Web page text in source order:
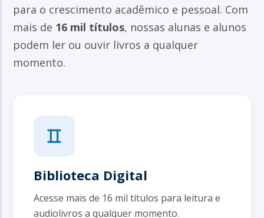
para o crescimento acadêmico e pessoal. Com
mais de 16 mil títulos, nossas alunas e alunos
podem ler ou ouvir livros a qualquer
momento.
Biblioteca Digital
Acesse mais de 16 mil títulos para leitura e
audiolivros a qualquer momento.